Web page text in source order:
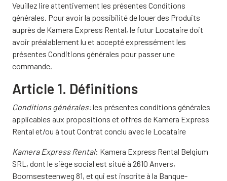
Veuillez lire attentivement les présentes Conditions
générales. Pour avoir la possibilité de louer des Produits
auprès de Kamera Express Rental, le futur Locataire doit
avoir préalablement lu et accepté expressément les
présentes Conditions générales pour passer une
commande.
Article 1. Définitions
Conditions générales:les présentes conditions générales
applicables aux propositions et offres de Kamera Express
Rental et/ou à tout Contrat conclu avec le Locataire
Kamera Express Rental: Kamera Express Rental Belgium
SRL, dont le siège social est situé à 2610 Anvers,
Boomsesteenweg 81, et qui est inscrite à la Banque-